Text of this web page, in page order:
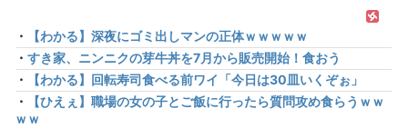
・
【わかる】深夜にゴミ出しマンの正体ｗｗｗｗｗ
・ すき家、ニンニクの芽牛丼を7月から販売開始！食おう
・
【わかる】回転寿司食べる前ワイ「今日は30皿いくぞぉ」
・
【ひえぇ】職場の女の子とご飯に行ったら質問攻め食らうｗｗ
ｗｗ